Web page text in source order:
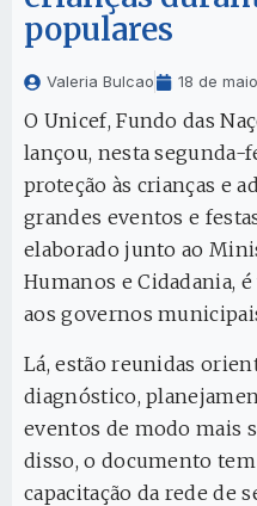
populares
Valeria Bulcao 18 de
O Unicef, Fundo das
lançou, nesta segunda-
proteção às crianças e
grandes eventos e
elaborado junto ao
Humanos e Cidadania,
aos governos
Lá, estão reunidas
diagnóstico,
eventos de modo mais
disso, o documento
capacitação da rede de